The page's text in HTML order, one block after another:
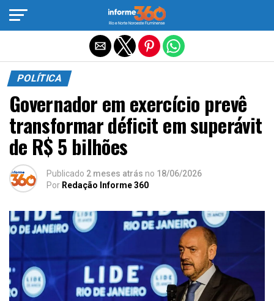
POLÍTICA
Governador em exercício prevê
transformar déficit em superávit
de R$ 5 bilhões
Publicado 2 meses atrás no 18/06/2026
Por Redação Informe 360
Sair da versão mobile